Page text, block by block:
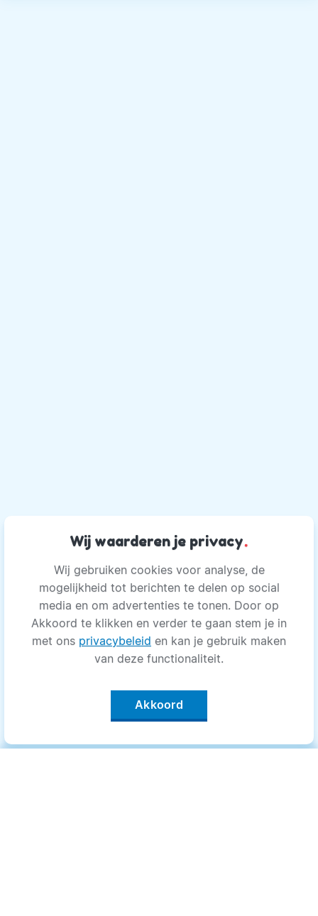
Wij waarderen je privacy.
Wij gebruiken cookies voor analyse, de
mogelijkheid tot berichten te delen op social
media en om advertenties te tonen. Door op
Akkoord te klikken en verder te gaan stem je in
met ons privacybeleid en kan je gebruik maken
van deze functionaliteit.
Akkoord